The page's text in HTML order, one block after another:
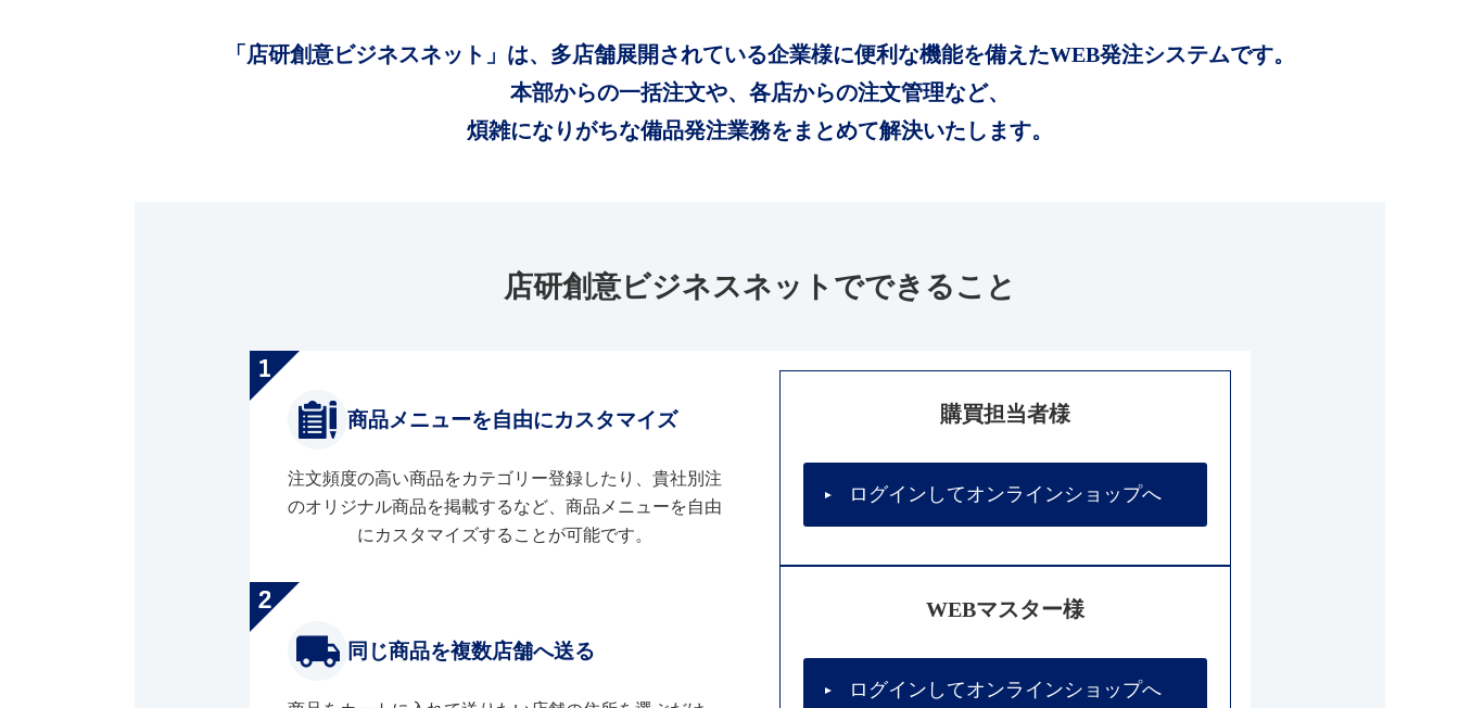
「店研創意ビジネスネット」は、多店舗展開されている企業様に便利な機能を備えたWEB発注システムです。
本部からの一括注文や、各店からの注文管理など、
煩雑になりがちな備品発注業務をまとめて解決いたします。
店研創意ビジネスネットでできること
商品メニューを自由にカスタマイズ
注文頻度の高い商品をカテゴリー登録したり、貴社別注
のオリジナル商品を掲載するなど、商品メニューを自由
にカスタマイズすることが可能です。
同じ商品を複数店舗へ送る
購買担当者様
ログインしてオンラインショップへ
WEBマスター様
ログインしてオンラインショップへ